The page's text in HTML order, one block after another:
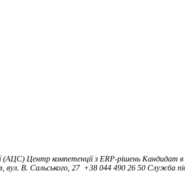
(АЦС) Центр компетенції з ERP-рішень Кандидат в
вул. B. Сальського, 27 +38 044 490 26 50 Служба